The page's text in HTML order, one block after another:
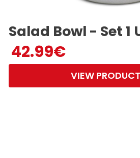
Salad Bowl - Set 1
42.99€
VIEW PRODUCT